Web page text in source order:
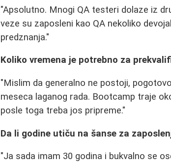
"Apsolutno. Mnogi QA testeri dolaze iz
veze su zaposleni kao QA nekoliko
predznanja."
Koliko vremena je potrebno za
"Mislim da generalno ne postoji,
meseca laganog rada. Bootcamp traje
posle toga treba jos pripreme."
Da li godine utiču na šanse za
"Ja sada imam 30 godina i bukvalno se